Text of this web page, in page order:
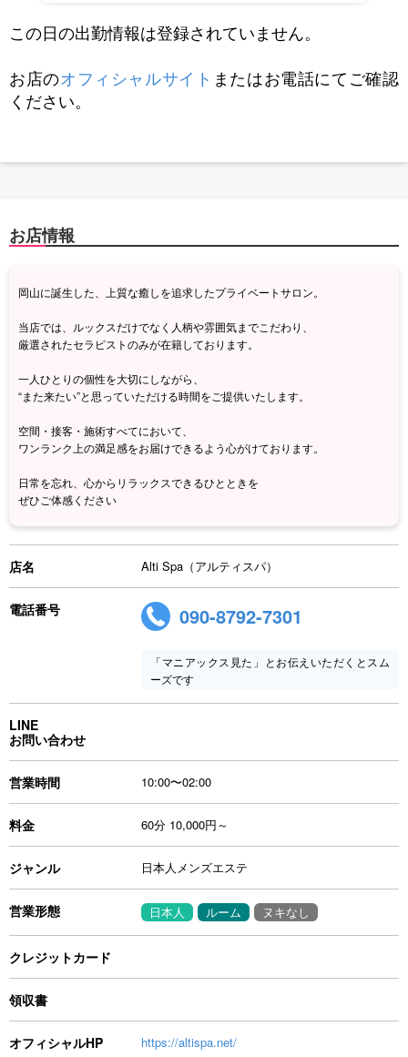
この日の出勤情報は登録されていません。
お店のオフィシャルサイト またはお電話にてご確認
ください。
お店情報
岡山に誕生した、上質な癒しを追求したプライベートサロン。
当店では、ルックスだけでなく人柄や雰囲気までこだわり、
厳選されたセラピストのみが在籍しております。
一人ひとりの個性を大切にしながら、
“また来たい”と思っていただける時間をご提供いたします。
空間・接客・施術すべてにおいて、
ワンランク上の満足感をお届けできるよう心がけております。
日常を忘れ、心からリラックスできるひとときを
ぜひご体感ください
店名 Alti Spa（アルティスパ）
電話番号 090-8792-7301
「マニアックス見た」とお伝えいただくとスム
ーズです
LINE
お問い合わせ
営業時間 10:00〜02:00
料金 60分 10,000円～
ジャンル 日本人メンズエステ
営業形態 日本人 ルーム ヌキなし
クレジットカード
領収書
オフィシャルHP https://altispa.net/